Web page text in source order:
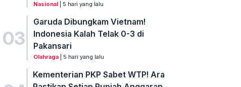
Nasional| 5 hari yang lalu
03
Garuda Dibungkam Vietnam!
Indonesia Kalah Telak 0-3 di
Pakansari
Olahraga| 5 hari yang lalu
Kementerian PKP Sabet WTP! Ara